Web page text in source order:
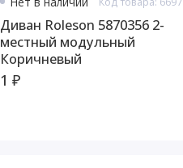
Диван Roleson 5870356 2-
местный модульный
Коричневый
1 ₽